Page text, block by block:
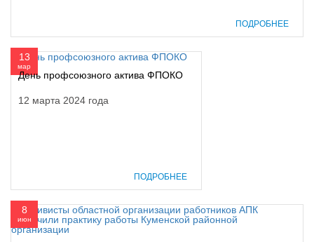
ПОДРОБНЕЕ
13
мар
День профсоюзного актива ФПОКО
12 марта 2024 года
ПОДРОБНЕЕ
8
июн